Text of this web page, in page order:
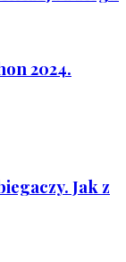
2024.
Jak z